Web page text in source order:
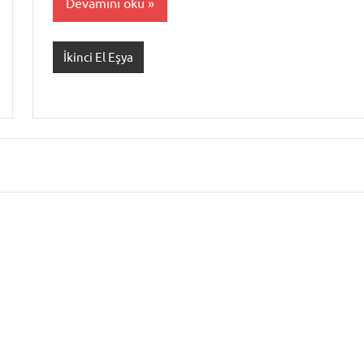
İkinci El Eşya